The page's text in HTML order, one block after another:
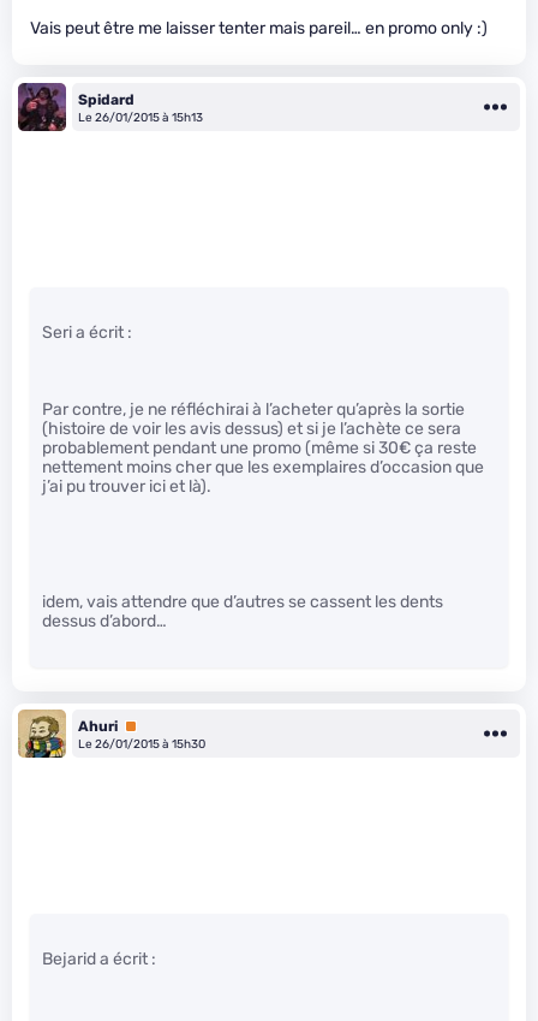
Vais peut être me laisser tenter mais pareil… en promo only :)
Spidard
Le 26/01/2015 à 15h13
Seri a écrit :
Par contre, je ne réfléchirai à l’acheter qu’après la sortie
(histoire de voir les avis dessus) et si je l’achète ce sera
probablement pendant une promo (même si 30€ ça reste
nettement moins cher que les exemplaires d’occasion que
j’ai pu trouver ici et là).
idem, vais attendre que d’autres se cassent les dents
dessus d’abord…
Ahuri Premium
Le 26/01/2015 à 15h30
Bejarid a écrit :